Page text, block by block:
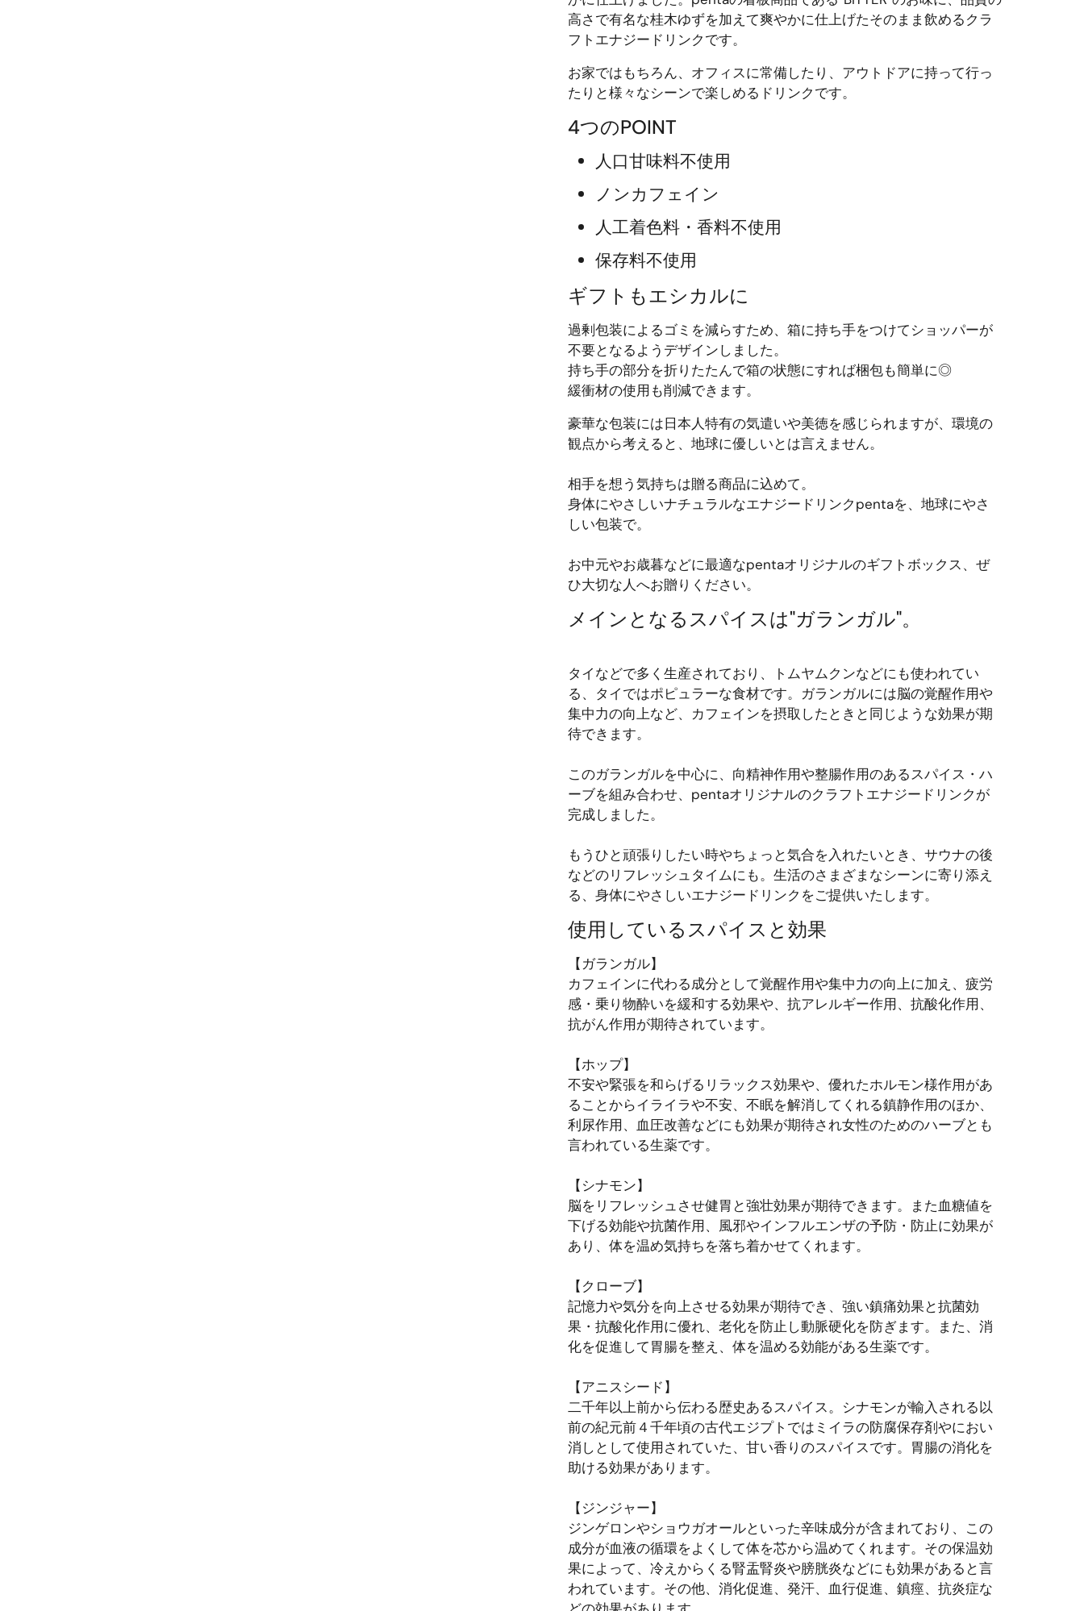
高さで有名な桂木ゆずを加えて爽やかに仕上げたそのまま飲めるクラ
フトエナジードリンクです。
お家ではもちろん、オフィスに常備したり、アウトドアに持って行っ
たりと様々なシーンで楽しめるドリンクです。
4つのPOINT
人口甘味料不使用
ノンカフェイン
人工着色料・香料不使用
保存料不使用
ギフトもエシカルに
過剰包装によるゴミを減らすため、箱に持ち手をつけてショッパーが
不要となるようデザインしました。
持ち手の部分を折りたたんで箱の状態にすれば梱包も簡単に◎
緩衝材の使用も削減できます。
豪華な包装には日本人特有の気遣いや美徳を感じられますが、環境の
観点から考えると、地球に優しいとは言えません。
相手を想う気持ちは贈る商品に込めて。
身体にやさしいナチュラルなエナジードリンクpentaを、地球にやさ
しい包装で。
お中元やお歳暮などに最適なpentaオリジナルのギフトボックス、ぜ
ひ大切な人へお贈りください。
メインとなるスパイスは"ガランガル"。
タイなどで多く生産されており、トムヤムクンなどにも使われてい
る、タイではポピュラーな食材です。ガランガルには脳の覚醒作用や
集中力の向上など、カフェインを摂取したときと同じような効果が期
待できます。
このガランガルを中心に、向精神作用や整腸作用のあるスパイス・ハ
ーブを組み合わせ、pentaオリジナルのクラフトエナジードリンクが
完成しました。
もうひと頑張りしたい時やちょっと気合を入れたいとき、サウナの後
などのリフレッシュタイムにも。生活のさまざまなシーンに寄り添え
る、 身体にやさしいエナジードリンク をご提供いたします。
使用しているスパイスと効果
【ガランガル】
カフェインに代わる成分として覚醒作用や集中力の向上に加え、疲労
感・乗り物酔いを緩和する効果や、抗アレルギー作用、抗酸化作用、
抗がん作用が期待されています。
【ホップ】
不安や緊張を和らげるリラックス効果や、優れたホルモン様作用があ
ることからイライラや不安、不眠を解消してくれる鎮静作用のほか、
利尿作用、血圧改善などにも効果が期待され女性のためのハーブとも
言われている生薬です。
【シナモン】
脳をリフレッシュさせ健胃と強壮効果が期待できます。また血糖値を
下げる効能や抗菌作用、風邪やインフルエンザの予防・防止に効果が
あり、体を温め気持ちを落ち着かせてくれます。
【クローブ】
記憶力や気分を向上させる効果が期待でき、強い鎮痛効果と抗菌効
果・抗酸化作用に優れ、老化を防止し動脈硬化を防ぎます。また、消
化を促進して胃腸を整え、体を温める効能がある生薬です。
【アニスシード】
二千年以上前から伝わる歴史あるスパイス。シナモンが輸入される以
前の紀元前４千年頃の古代エジプトではミイラの防腐保存剤やにおい
消しとして使用されていた、甘い香りのスパイスです。胃腸の消化を
助ける効果があります。
【ジンジャー】
ジンゲロンやショウガオールといった辛味成分が含まれており、この
成分が血液の循環をよくして体を芯から温めてくれます。その保温効
果によって、冷えからくる腎盂腎炎や膀胱炎などにも効果があると言
われています。その他、消化促進、発汗、血行促進、鎮痙、抗炎症な